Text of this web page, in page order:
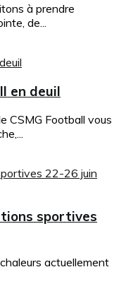
à prendre
de...
en deuil
CSMG Football vous
sportives
actuellement